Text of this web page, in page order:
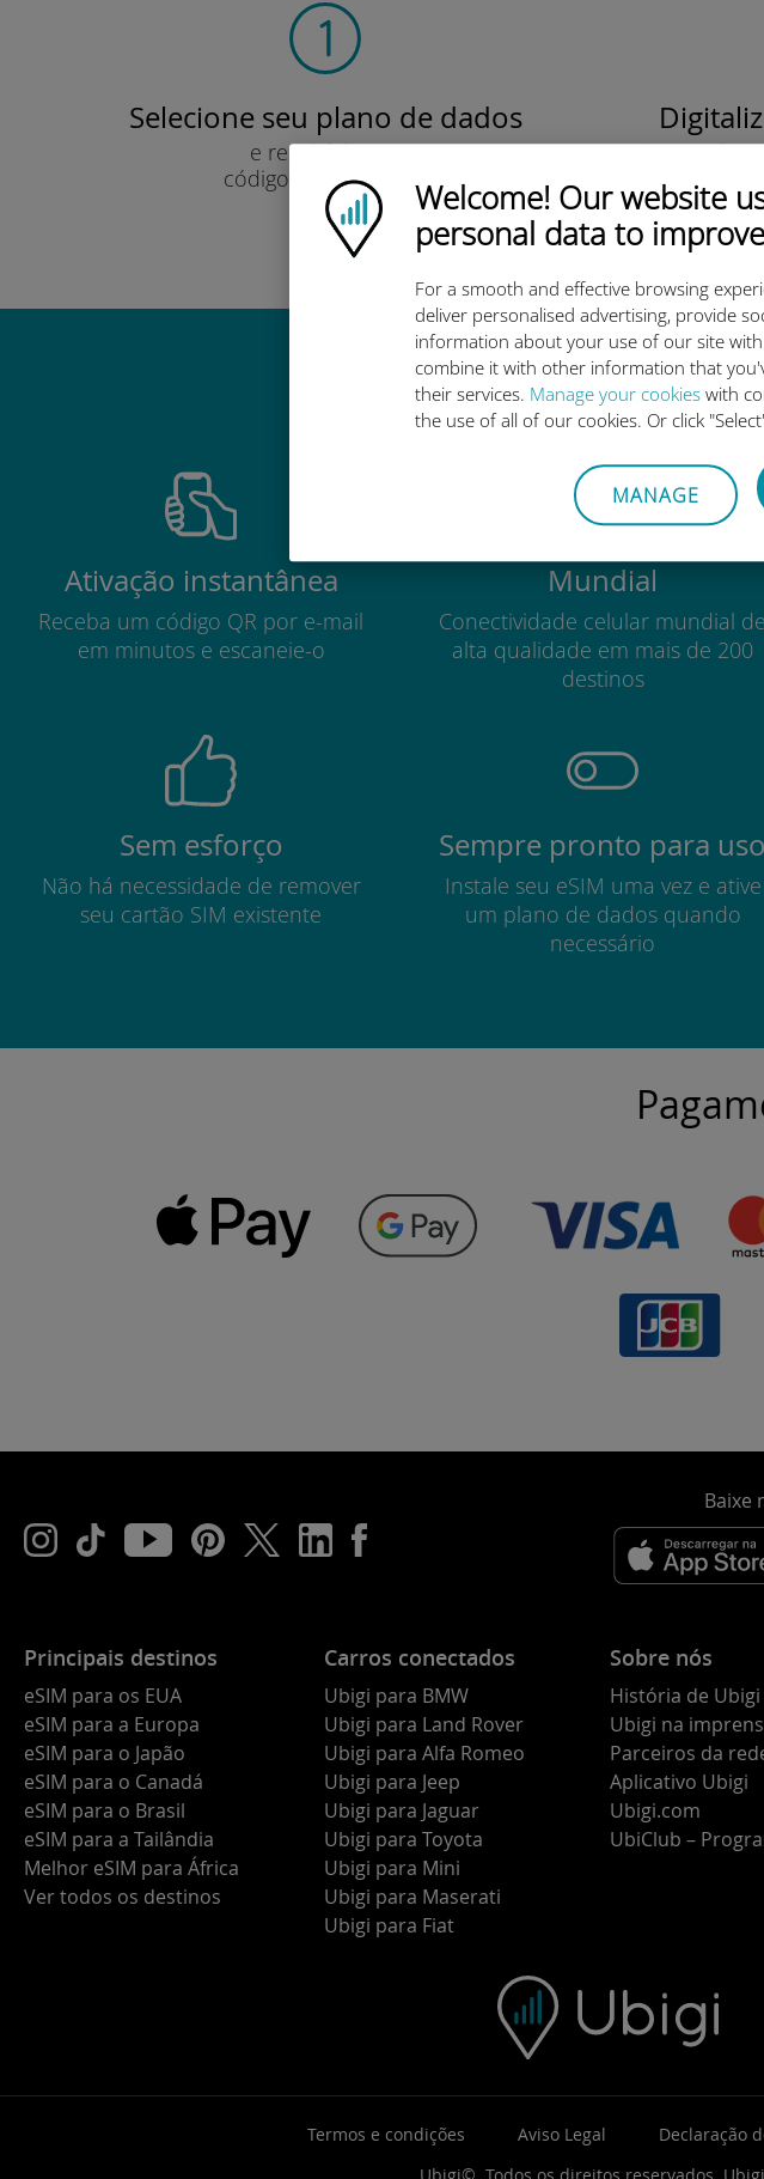
Ubigi logo
Welcome! Our website
personal data to
For a smooth and effective browsing
deliver personalised advertising, provide
information about your use of our site
combine it with other information that
their services. Manage your cookies with
the use of all of our cookies. Or click
MANAGE
Selecione seu plano de dados
e recebê-lo por
código QR via e-mail.
Rápido!
para ativar o
Por que o eSIM
Ativação instantânea
Receba um código QR por e-mail
em minutos e escaneie-o
Mundial
Conectividade celular mundial de
alta qualidade em mais de 200
destinos
Sem esforço
Não há necessidade de remover
seu cartão SIM existente
Sempre pronto para uso
Instale seu eSIM uma vez e ative
um plano de dados quando
necessário
Baixe
Principais destinos
eSIM para os EUA
eSIM para a Europa
eSIM para o Japão
eSIM para o Canadá
eSIM para o Brasil
eSIM para a Tailândia
Melhor eSIM para África
Ver todos os destinos
Carros conectados
Ubigi para BMW
Ubigi para Land Rover
Ubigi para Alfa Romeo
Ubigi para Jeep
Ubigi para Jaguar
Ubigi para Toyota
Ubigi para Mini
Ubigi para Maserati
Ubigi para Fiat
Sobre nós
História de Ubigi
Ubigi na
Parceiros da
Aplicativo Ubigi
Ubigi.com
UbiClub –
Termos e condições Aviso Legal Declaração